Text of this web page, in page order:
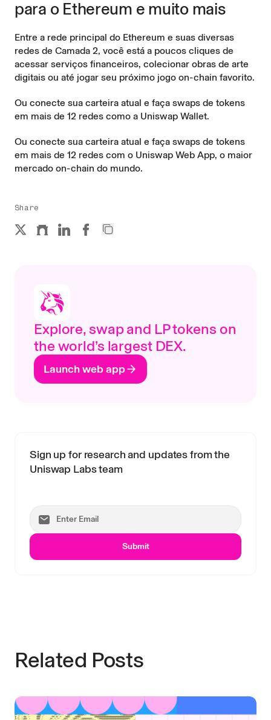
para o Ethereum e muito mais
Entre a rede principal do Ethereum e suas diversas
redes de Camada 2, você está a poucos cliques de
acessar serviços financeiros, colecionar obras de arte
digitais ou até jogar seu próximo jogo on-chain favorito.
Ou conecte sua carteira atual e faça swaps de tokens
em mais de 12 redes como a Uniswap Wallet.
Ou conecte sua carteira atual e faça swaps de tokens
em mais de 12 redes com o Uniswap Web App, o maior
mercado on-chain do mundo.
Share
Explore, swap and LP tokens on
the world’s largest DEX.
Launch web app
Sign up for research and updates from the
Uniswap Labs team
Submit
Related Posts